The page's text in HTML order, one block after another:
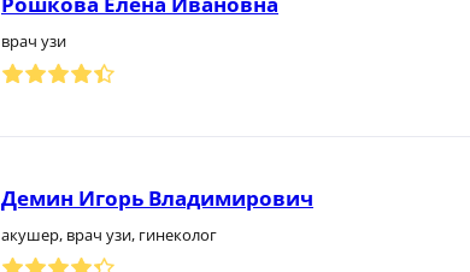
врач узи
Демин Игорь Владимирович
акушер, врач узи, гинеколог